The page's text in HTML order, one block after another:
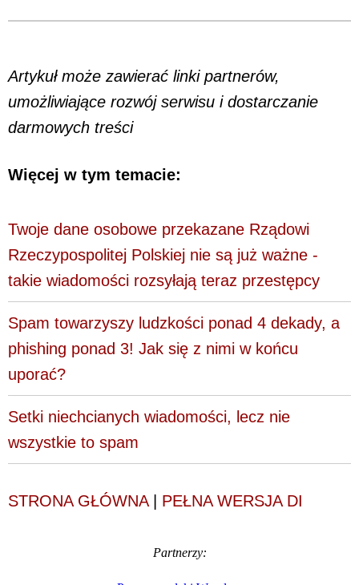
Artykuł może zawierać linki partnerów,
umożliwiające rozwój serwisu i dostarczanie
darmowych treści
Więcej w tym temacie:
Twoje dane osobowe przekazane Rządowi
Rzeczypospolitej Polskiej nie są już ważne -
takie wiadomości rozsyłają teraz przestępcy
Spam towarzyszy ludzkości ponad 4 dekady, a
phishing ponad 3! Jak się z nimi w końcu
uporać?
Setki niechcianych wiadomości, lecz nie
wszystkie to spam
STRONA GŁÓWNA| PEŁNA WERSJA DI
Partnerzy: